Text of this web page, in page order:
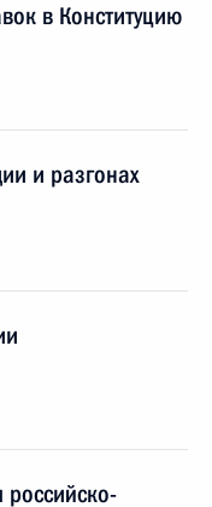
в Конституцию
и разгонах
российско-